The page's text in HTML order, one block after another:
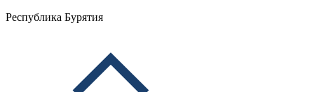
Республика Бурятия